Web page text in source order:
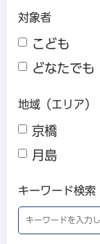
対象者
こども
どなたでも
地域（エリア）
京橋
月島
キーワード検索